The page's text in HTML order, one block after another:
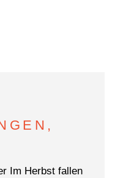
Im Herbst fallen